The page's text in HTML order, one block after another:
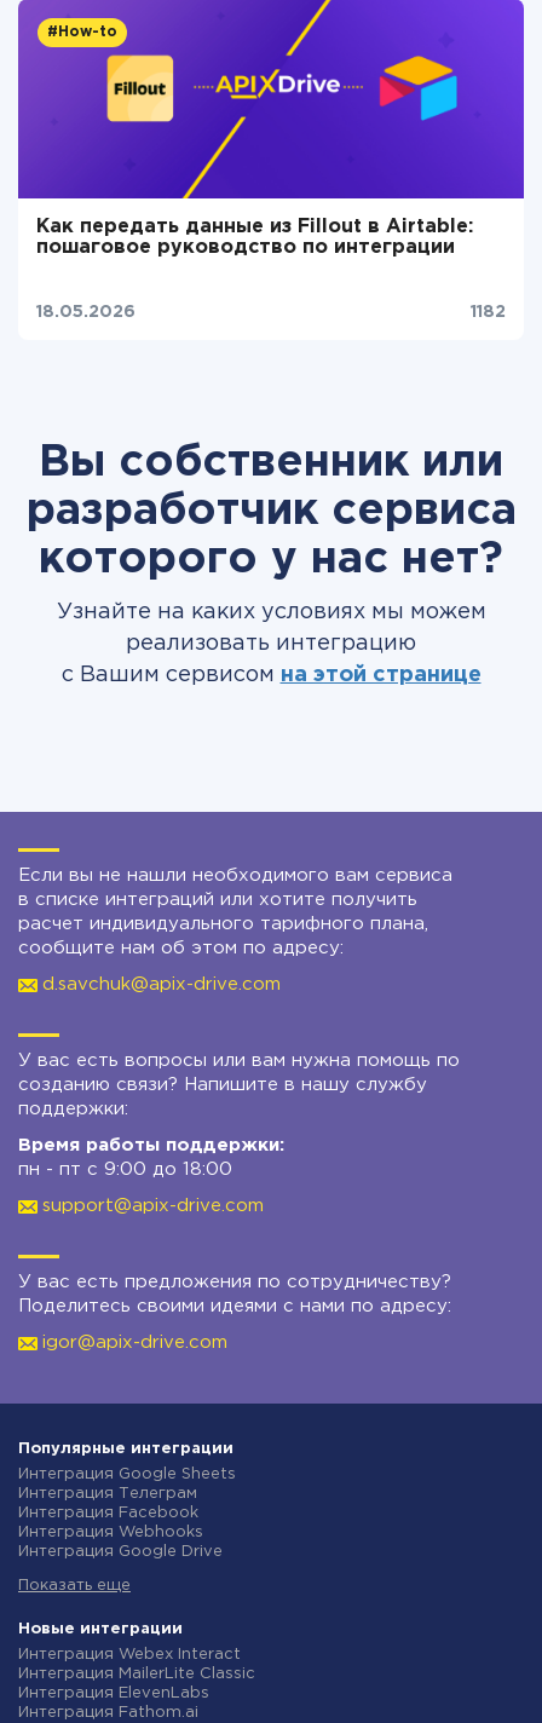
#How-to
Как передать данные из Fillout в Airtable:
пошаговое руководство по интеграции
18.05.2026 1182
Вы собственник или
разработчик сервиса
которого у нас нет?
Узнайте на каких условиях мы можем
реализовать интеграцию
с Вашим сервисом на этой странице
Если вы не нашли необходимого вам сервиса
в списке интеграций или хотите получить
расчет индивидуального тарифного плана,
сообщите нам об этом по адресу:
d.savchuk@apix-drive.com
У вас есть вопросы или вам нужна помощь по
созданию связи? Напишите в нашу службу
поддержки:
Время работы поддержки:
пн - пт с 9:00 до 18:00
support@apix-drive.com
У вас есть предложения по сотрудничеству?
Поделитесь своими идеями с нами по адресу:
igor@apix-drive.com
Популярные интеграции
Интеграция Google Sheets
Интеграция Телеграм
Интеграция Facebook
Интеграция Webhooks
Интеграция Google Drive
Интеграция Gmail
Интеграция Новая Почта
Интеграция Binotel
Интеграция OpenAI (ChatGPT)
Интеграция Prom
Интеграция Приват24
Показать еще
Новые интеграции
Интеграция Webex Interact
Интеграция MailerLite Classic
Интеграция ElevenLabs
Интеграция Fathom.ai